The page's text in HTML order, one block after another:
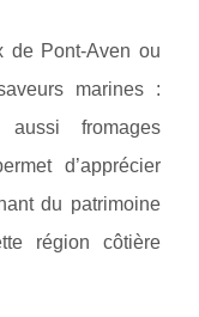
de Pont-Aven ou
marines :
fromages
d’apprécier
du patrimoine
région côtière